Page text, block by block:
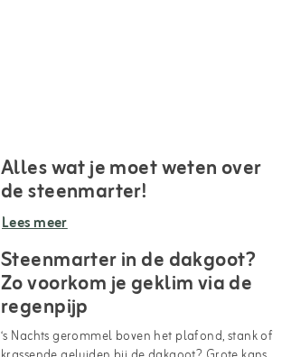
Alles wat je moet weten over
de steenmarter!
Lees meer
Steenmarter in de dakgoot?
Zo voorkom je geklim via de
regenpijp
‘s Nachts gerommel boven het plafond, stank of